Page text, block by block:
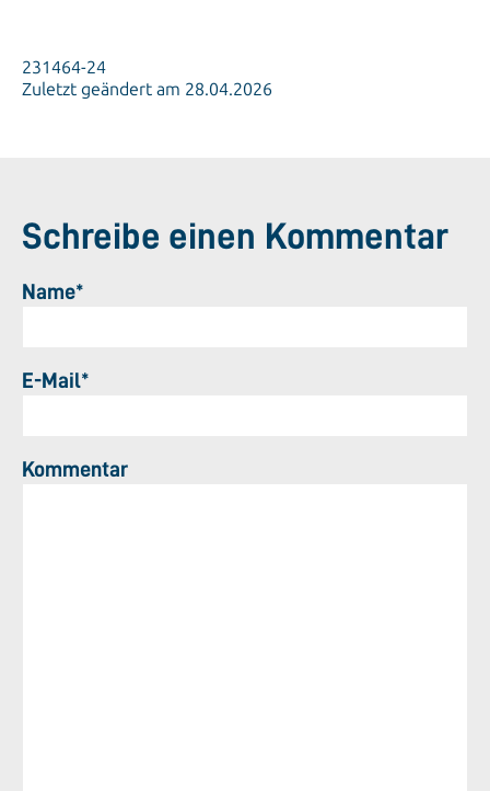
231464-24
Zuletzt geändert am 28.04.2026
Schreibe einen Kommentar
Name*
E-Mail*
Kommentar